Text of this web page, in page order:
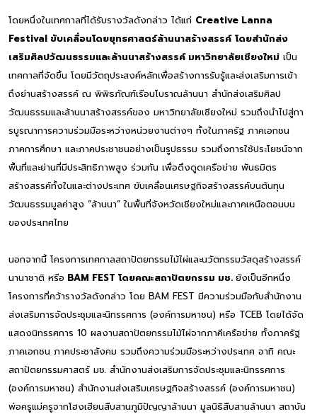
โดยหนึ่งในเทศกาลที่ได้รับรางวัลดังกล่าว ได้แก่ Creative Lanna
Festival ขับเคลื่อนโดยยุทธศาสตร์ล้านนาสร้างสรรค์ โดยสำนักส่ง
เสริมศิลปวัฒนธรรมและล้านนาสร้างสรรค์ มหาวิทยาลัยเชียงใหม่ เป็น
เทศกาลที่จัดขึ้น โดยมีวัตถุประสงค์หลักเพื่อสร้างการรับรู้และส่งเสริมการเข้า
ถึงย่านสร้างสรรค์ ณ พิพิธภัณฑ์เรือนโบราณล้านนา สำนักส่งเสริมศิลป
วัฒนธรรมและล้านนาสร้างสรรค์ของ มหาวิทยาลัยเชียงใหม่ รวมถึงนำไปสู่กา
รบูรณาการความร่วมมือระหว่างหน่วยงานต่างๆ ทั้งในภาครัฐ ภาคเอกชน
ภาคการศึกษา และภาคประชาชนอย่างเป็นรูปธรรม รวมถึงการใช้ประโยชน์จาก
พื้นที่และย่านที่มีประสิทธิภาพสูง ร่วมกัน เพื่อดึงดูดเครือข่าย พันธมิตร
สร้างสรรค์ทั้งในและต่างประเทศ ขับเคลื่อนเศรษฐกิจสร้างสรรค์บนต้นทุน
วัฒนธรรมมูลค่าสูง “ล้านนา” ในพื้นที่จังหวัดเชียงใหม่และภาคเหนือตอนบน
ของประเทศไทย
นอกจากนี้ โครงการเทศกาลสถาปัตยกรรมไม้ไผ่และนวัตกรรมวัสดุสร้างสรรค์
นานาชาติ หรือ BAM FEST โดยคณะสถาปัตยกรรม มช. ยังเป็นอีกหนึ่ง
โครงการที่คว้ารางวัลดังกล่าว โดย BAM FEST มีความร่วมมือกับสำนักงาน
ส่งเสริมการจัดประชุมและนิทรรศการ (องค์การมหาชน) หรือ TCEB โดยได้จัด
แสดงนิทรรศการ 10 ผลงานสถาปัตยกรรมไม้ไผ่จากภาคีเครือข่าย ทั้งภาครัฐ
ภาคเอกชน ภาคประชาสังคม รวมถึงความร่วมมือระหว่างประเทศ อาทิ คณะ
สถาปัตยกรรมศาสตร์ มช. สำนักงานส่งเสริมการจัดประชุมและนิทรรศการ
(องค์การมหาชน) สำนักงานส่งเสริมเศรษฐกิจสร้างสรรค์ (องค์การมหาชน)
พ่อครูแม่ครูจากโฮงเฮียนสืบสานภูมิปัญญาล้านนา มูลนิธิสืบสานล้านนา สถาบัน